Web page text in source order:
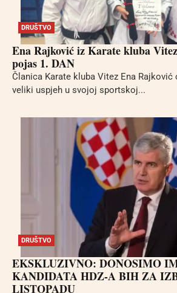
DRUŠTVO
Ena Rajković iz Karate kluba
pojas 1. DAN
Članica Karate kluba Vitez Ena
veliki uspjeh u svojoj sportskoj...
DRUŠTVO
EKSKLUZIVNO: DONOSIMO
KANDIDATA HDZ-A BIH ZA
LISTOPADU